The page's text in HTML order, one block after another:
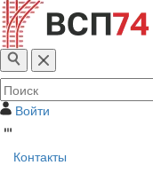
Войти
Контакты